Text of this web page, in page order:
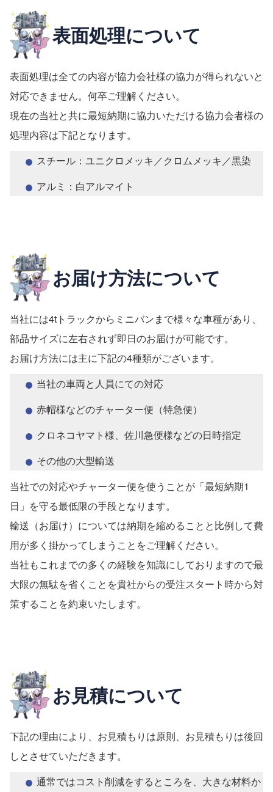
表面処理について
表面処理は全ての内容が協力会社様の協力が得られないと
対応できません。何卒ご理解ください。
現在の当社と共に最短納期に協力いただける協力会者様の
処理内容は下記となります。
スチール：ユニクロメッキ／クロムメッキ／黒染
アルミ：白アルマイト
お届け方法について
当社には4tトラックからミニバンまで様々な車種があり、
部品サイズに左右されず即日のお届けが可能です。
お届け方法には主に下記の4種類がございます。
当社の車両と人員にての対応
赤帽様などのチャーター便（特急便）
クロネコヤマト様、佐川急便様などの日時指定
その他の大型輸送
当社での対応やチャーター便を使うことが「最短納期1
日」を守る最低限の手段となります。
輸送（お届け）については納期を縮めることと比例して費
用が多く掛かってしまうことをご理解ください。
当社もこれまでの多くの経験を知識にしておりますので最
大限の無駄を省くことを貴社からの受注スタート時から対
策することを約束いたします。
お見積について
下記の理由により、お見積もりは原則、お見積もりは後回
しとさせていただきます。
通常ではコスト削減をするところを、大きな材料か